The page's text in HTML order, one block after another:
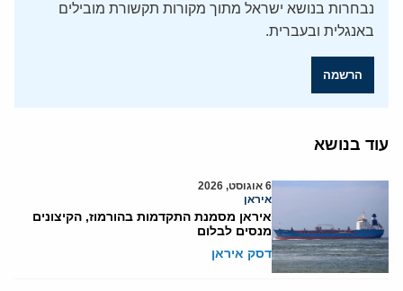
נבחרות בנושא ישראל מתוך מקורות תקשורת מובילים
באנגלית ובעברית.
הרשמה
עוד בנושא
6 אוגוסט, 2026
איראן
איראן מסמנת התקדמות בהורמוז, הקיצונים
מנסים לבלום
דסק איראן